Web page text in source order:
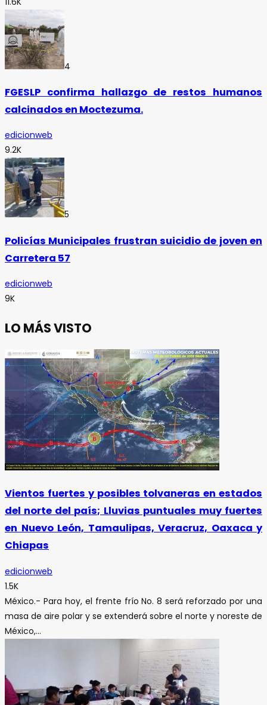
4
FGESLP confirma hallazgo de restos humanos
calcinados en Moctezuma.
edicionweb
9.2K
5
Policías Municipales frustran suicidio de joven en
Carretera 57
edicionweb
9K
LO MÁS VISTO
Vientos fuertes y posibles tolvaneras en estados
del norte del país; Lluvias puntuales muy fuertes
en Nuevo León, Tamaulipas, Veracruz, Oaxaca y
Chiapas
edicionweb
1.5K
México.- Para hoy, el frente frío No. 8 será reforzado por una
masa de aire polar y se extenderá sobre el norte y noreste de
México,...